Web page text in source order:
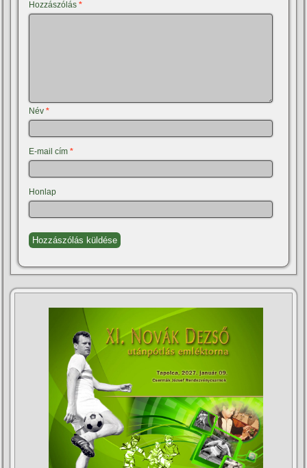
Hozzászólás*
Név*
E-mail cím*
Honlap